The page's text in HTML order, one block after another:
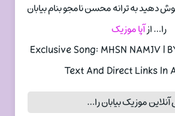
دهید به ترانه محسن نامجو بنام بیابان
را… ازآپا موزیک
Exclusive Song: MHSN NAMJV |
Text And Direct Links In
موزیک بیابان را…